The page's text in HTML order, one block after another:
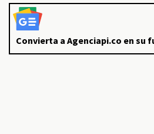
Convierta a Agenciapi.co en su